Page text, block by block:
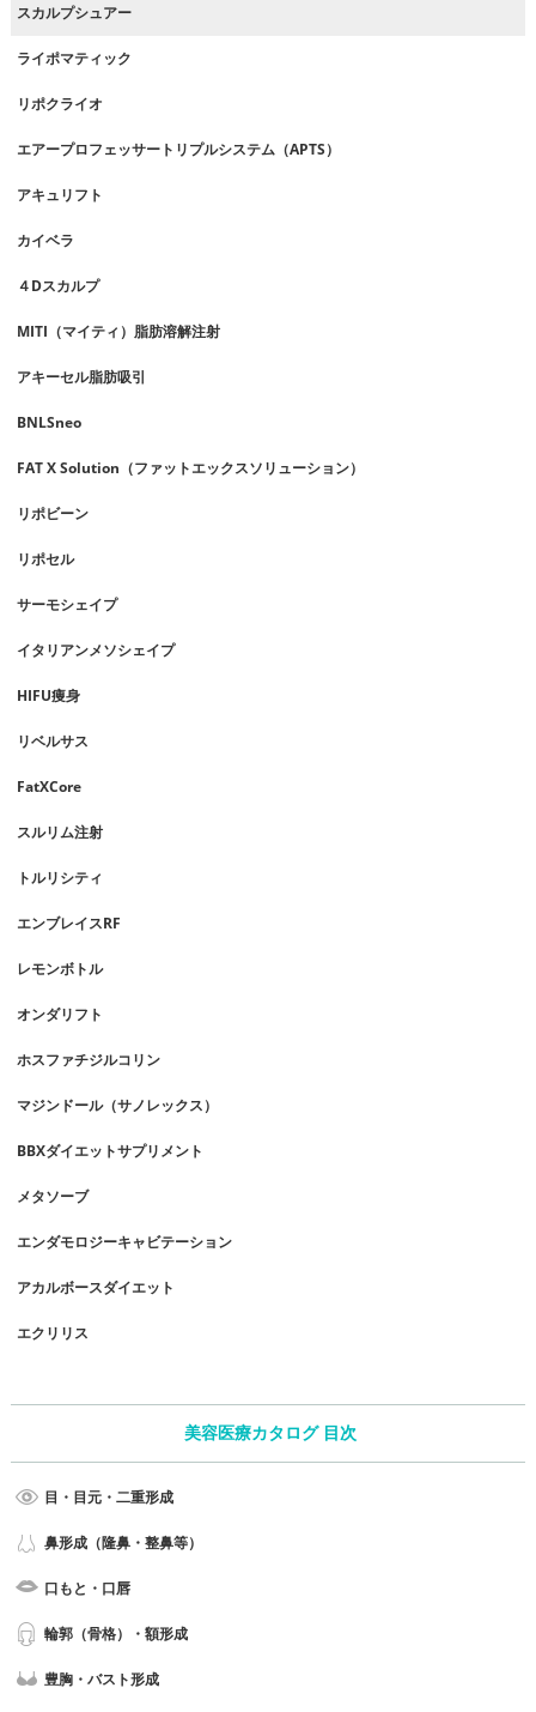
スカルプシュアー
ライポマティック
リポクライオ
エアープロフェッサートリプルシステム（APTS）
アキュリフト
カイベラ
４Dスカルプ
MITI（マイティ）脂肪溶解注射
アキーセル脂肪吸引
BNLSneo
FAT X Solution（ファットエックスソリューション）
リポビーン
リポセル
サーモシェイプ
イタリアンメソシェイプ
HIFU痩身
リベルサス
FatXCore
スルリム注射
トルリシティ
エンブレイスRF
レモンボトル
オンダリフト
ホスファチジルコリン
マジンドール（サノレックス）
BBXダイエットサプリメント
メタソーブ
エンダモロジーキャビテーション
アカルボースダイエット
エクリリス
美容医療カタログ 目次
目・目元・二重形成
鼻形成（隆鼻・整鼻等）
口もと・口唇
輪郭（骨格）・額形成
豊胸・バスト形成